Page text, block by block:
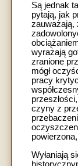
Są jednak
pytają, jak
zauważają,
wyrażają
zranione
mógł
pracy
czyny z
Wyłaniają